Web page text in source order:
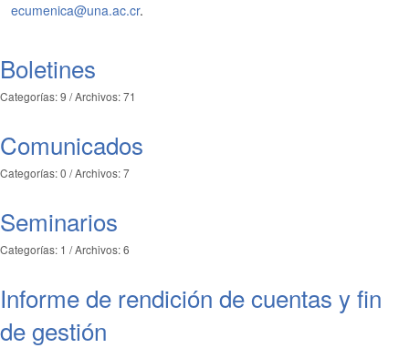
ecumenica@una.ac.cr.
Boletines
Categorías: 9 /Archivos: 71
Comunicados
Categorías: 0 /Archivos: 7
Seminarios
Categorías: 1 /Archivos: 6
Informe de rendición de cuentas y fin
de gestión